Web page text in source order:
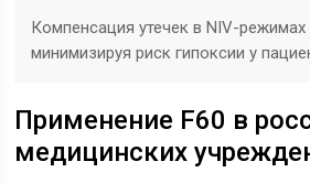
Компенсация утечек в NIV-режимах
минимизируя риск гипоксии у
Применение F60 в
медицинских